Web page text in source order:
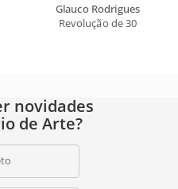
Glauco Rodrigues
Revolução de 30
novidades
de Arte?